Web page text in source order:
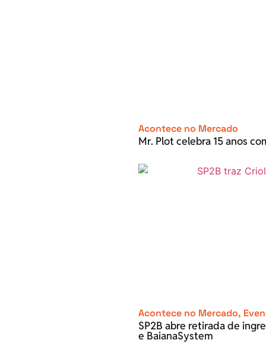
Acontece no Mercado
Mr. Plot celebra 15 anos
Acontece no Mercado,
SP2B abre retirada de
e BaianaSystem